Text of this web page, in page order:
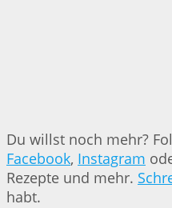
Du willst noch mehr?
Facebook, Instagram
Rezepte und mehr.
habt.